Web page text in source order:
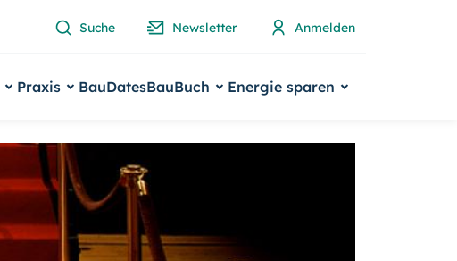
Suche Newsletter Anmelden
Praxis BauDatesBauBuch Energie sparen